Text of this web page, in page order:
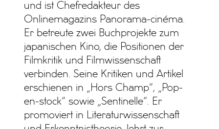
und ist Chefredakteur des
Onlinemagazins Panorama-cinéma.
Er betreute zwei Buchprojekte zum
japanischen Kino, die Positionen der
Filmkritik und Filmwissenschaft
verbinden. Seine Kritiken und Artikel
erschienen in „Hors Champ“, „Pop-
en-stock“ sowie „Sentinelle“. Er
promoviert in Literaturwissenschaft